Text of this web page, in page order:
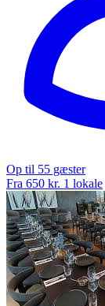
Op til 55 gæster
Fra 650 kr. 1 lokale